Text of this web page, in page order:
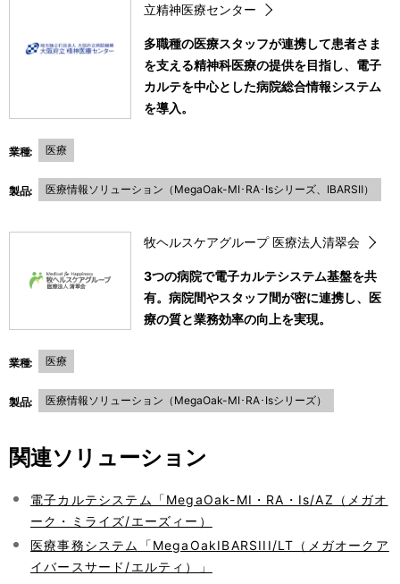
立精神医療センター
多職種の医療スタッフが連携して患者さま
を支える精神科医療の提供を目指し、電子
カルテを中心とした病院総合情報システム
を導入。
業種: 医療
製品: 医療情報ソリューション（MegaOak-MI･RA･Isシリーズ、IBARSⅡ）
牧ヘルスケアグループ 医療法人清翠会
3つの病院で電子カルテシステム基盤を共
有。病院間やスタッフ間が密に連携し、医
療の質と業務効率の向上を実現。
業種: 医療
製品: 医療情報ソリューション（MegaOak-MI･RA･Isシリーズ）
関連ソリューション
電子カルテシステム「MegaOak-MI・RA・Is/AZ（メガオ
ーク・ミライズ/エーズィー）
医療事務システム「MegaOakIBARSIII/LT（メガオークア
イバースサード/エルティ）」